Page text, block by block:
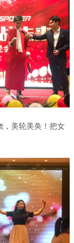
，美轮美奂！把女